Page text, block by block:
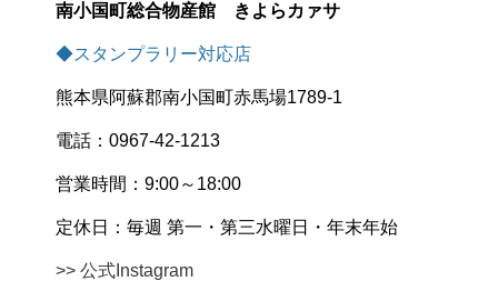
南小国町総合物産館 きよらカァサ
◆スタンプラリー対応店
熊本県阿蘇郡南小国町赤馬場1789-1
電話：0967-42-1213
営業時間：9:00～18:00
定休日：毎週 第一・第三水曜日・年末年始
>> 公式Instagram